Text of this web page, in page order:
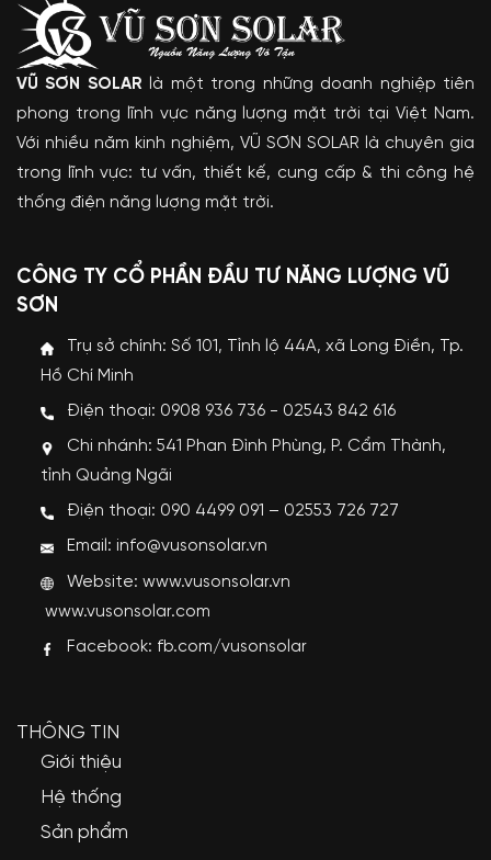
VŨ SƠN SOLAR là một trong những doanh nghiệp tiên
phong trong lĩnh vực năng lượng mặt trời tại Việt Nam.
Với nhiều năm kinh nghiệm, VŨ SƠN SOLAR là chuyên gia
trong lĩnh vực: tư vấn, thiết kế, cung cấp & thi công hệ
thống điện năng lượng mặt trời.
CÔNG TY CỔ PHẦN ĐẦU TƯ NĂNG LƯỢNG VŨ
SƠN
Trụ sở chính: Số 101, Tỉnh lộ 44A, xã Long Điền, Tp.
Hồ Chí Minh
Điện thoại: 0908 936 736 - 02543 842 616
Chi nhánh: 541 Phan Đình Phùng, P. Cẩm Thành,
tỉnh Quảng Ngãi
Điện thoại: 090 4499 091 – 02553 726 727
Email: info@vusonsolar.vn
Website:www.vusonsolar.vn
www.vusonsolar.com
Facebook: fb.com/vusonsolar
THÔNG TIN
Giới thiệu
Hệ thống
Sản phẩm